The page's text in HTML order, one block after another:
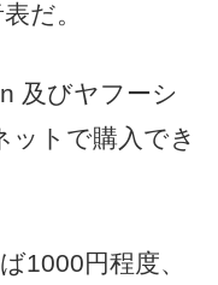
だ。
及びヤフーシ
ットで購入でき
1000円程度、